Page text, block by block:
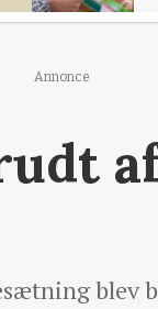
Annonce
blev